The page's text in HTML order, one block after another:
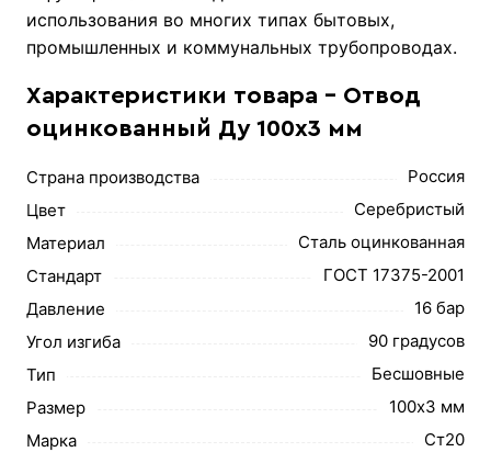
использования во многих типах бытовых,
промышленных и коммунальных трубопроводах.
Характеристики товара - Отвод
оцинкованный Ду 100х3 мм
Страна производства
Россия
Цвет
Серебристый
Материал
Сталь оцинкованная
Стандарт
ГОСТ 17375-2001
Давление
16 бар
Угол изгиба
90 градусов
Тип
Бесшовные
Размер
100х3 мм
Марка
Ст20